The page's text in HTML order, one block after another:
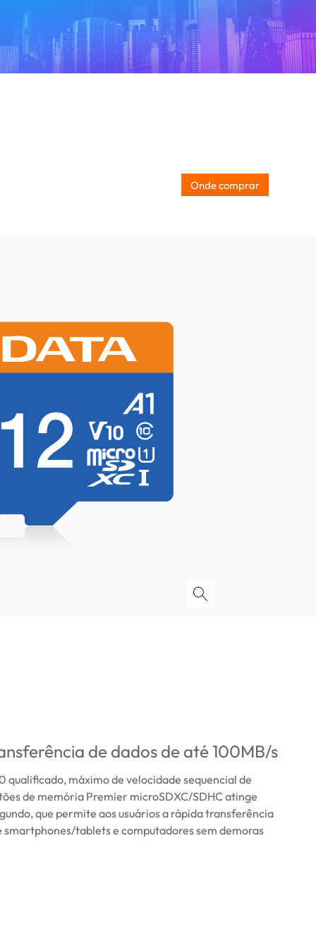
Onde comprar
de dados de até 100MB/s
qualificado, máximo de velocidade sequencial de
de memória Premier microSDXC/SDHC atinge
que permite aos usuários a rápida transferência
smartphones/tablets e computadores sem demoras